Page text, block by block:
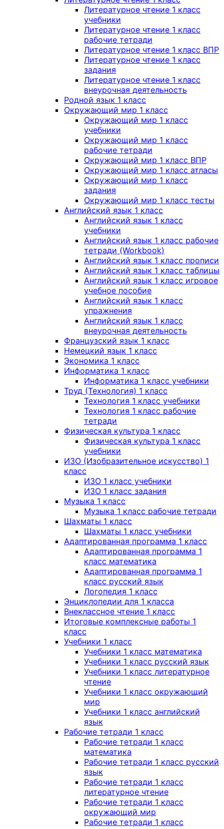
Литературное чтение 1 класс
учебники
Литературное чтение 1 класс
рабочие тетради
Литературное чтение 1 класс ВПР
Литературное чтение 1 класс
задания
Литературное чтение 1 класс
внеурочная деятельность
Родной язык 1 класс
Окружающий мир 1 класс
Окружающий мир 1 класс
учебники
Окружающий мир 1 класс
рабочие тетради
Окружающий мир 1 класс ВПР
Окружающий мир 1 класс атласы
Окружающий мир 1 класс
задания
Окружающий мир 1 класс тесты
Английский язык 1 класс
Английский язык 1 класс
учебники
Английский язык 1 класс рабочие
тетради (Workbook)
Английский язык 1 класс прописи
Английский язык 1 класс таблицы
Английский язык 1 класс игровое
учебное пособие
Английский язык 1 класс
упражнения
Английский язык 1 класс
внеурочная деятельность
Французский язык 1 класс
Немецкий язык 1 класс
Экономика 1 класс
Информатика 1 класс
Информатика 1 класс учебники
Труд (Технология) 1 класс
Технология 1 класс учебники
Технология 1 класс рабочие
тетради
Физическая культура 1 класс
Физическая культура 1 класс
учебники
ИЗО (Изобразительное искусство) 1
класс
ИЗО 1 класс учебники
ИЗО 1 класс задания
Музыка 1 класс
Музыка 1 класс рабочие тетради
Шахматы 1 класс
Шахматы 1 класс учебники
Адаптированная программа 1 класс
Адаптированная программа 1
класс математика
Адаптированная программа 1
класс русский язык
Логопедия 1 класс
Энциклопедии для 1 класса
Внеклассное чтение 1 класс
Итоговые комплексные работы 1
класс
Учебники 1 класс
Учебники 1 класс математика
Учебники 1 класс русский язык
Учебники 1 класс литературное
чтение
Учебники 1 класс окружающий
мир
Учебники 1 класс английский
язык
Рабочие тетради 1 класс
Рабочие тетради 1 класс
математика
Рабочие тетради 1 класс русский
язык
Рабочие тетради 1 класс
литературное чтение
Рабочие тетради 1 класс
окружающий мир
Рабочие тетради 1 класс